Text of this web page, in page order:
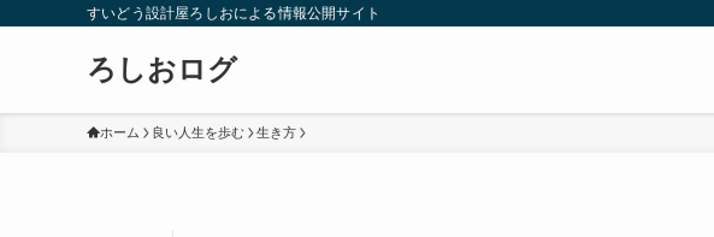
すいどう設計屋ろしおによる情報公開サイト
ろしおログ
ホーム 良い人生を歩む 生き方